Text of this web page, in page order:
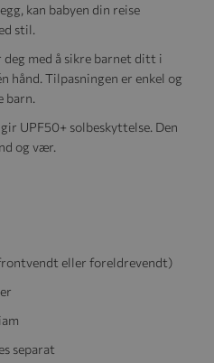
kan babyen din reise
stil.
deg med å sikre barnet ditt i
hånd. Tilpasningen er enkel og
barn.
UPF50+ solbeskyttelse. Den
og vær.
eller foreldrevendt)
separat